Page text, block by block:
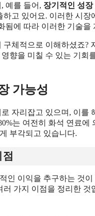
예를 들어, 장기적인 성장
고 있어요. 이러한 시
됨에 따라 이러한 기술
체적으로 이해하셨죠
향을 미칠 수 있는 기회
가능성
자리잡고 있으며, 이를
는 여전히 화석 연료
부각되고 있습니다.
인 이익을 추구하는 것
가지 이점을 정리한 것